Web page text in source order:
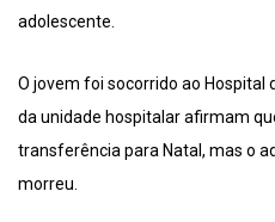
adolescente.
O jovem foi socorrido ao Hospital
da unidade hospitalar afirmam
transferência para Natal, mas o
morreu.